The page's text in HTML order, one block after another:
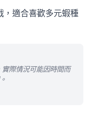
，適合喜歡多元蝦種
際情況可能因時間而